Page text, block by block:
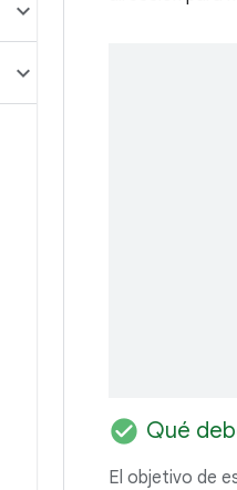
check_circle Qué
El objetivo de